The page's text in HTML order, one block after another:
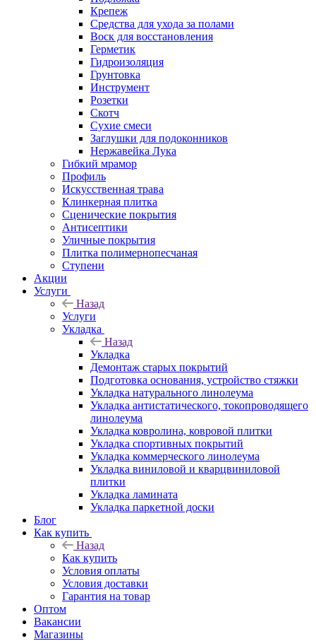
Крепеж
Средства для ухода за полами
Воск для восстановления
Герметик
Гидроизоляция
Грунтовка
Инструмент
Розетки
Скотч
Сухие смеси
Заглушки для подоконников
Нержавейка Лука
Гибкий мрамор
Профиль
Искусственная трава
Клинкерная плитка
Сценические покрытия
Антисептики
Уличные покрытия
Плитка полимернопесчаная
Ступени
Акции
Услуги
Назад
Услуги
Укладка
Назад
Укладка
Демонтаж старых покрытий
Подготовка основания, устройство стяжки
Укладка натурального линолеума
Укладка антистатического, токопроводящего
линолеума
Укладка ковролина, ковровой плитки
Укладка спортивных покрытий
Укладка коммерческого линолеума
Укладка виниловой и кварцвиниловой
плитки
Укладка ламината
Укладка паркетной доски
Блог
Как купить
Назад
Как купить
Условия оплаты
Условия доставки
Гарантия на товар
Оптом
Вакансии
Магазины